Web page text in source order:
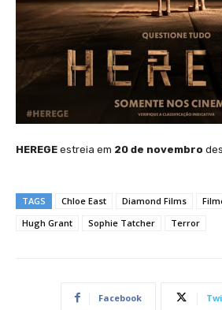
HEREGE estreia em 20 de novembro
TAGS Chloe East Diamond Films
Hugh Grant
Sophie Tatcher Terror
Facebook